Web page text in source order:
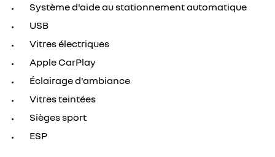
Système d'aide au stationnement automatique
USB
Vitres électriques
Apple CarPlay
Éclairage d'ambiance
Vitres teintées
Sièges sport
ESP